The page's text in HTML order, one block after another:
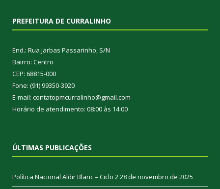
PREFEITURA DE CURRALINHO
End.: Rua Jarbas Passarinho, S/N
Bairro: Centro
CEP: 68815-000
Fone: (91) 99350-3920
E-mail: contatopmcurralinho@gmail.com
Horário de atendimento: 08:00 às 14:00
ÚLTIMAS PUBLICAÇÕES
Política Nacional Aldir Blanc – Ciclo 228 de novembro de 2025